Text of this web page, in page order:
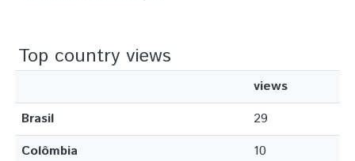
Top country views
views
Brasil
29
Colômbia
10